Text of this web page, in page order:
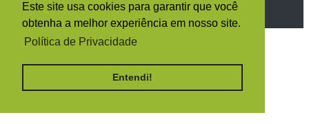
Este site usa cookies para garantir que você
obtenha a melhor experiência em nosso site.
Política de Privacidade
Entendi!